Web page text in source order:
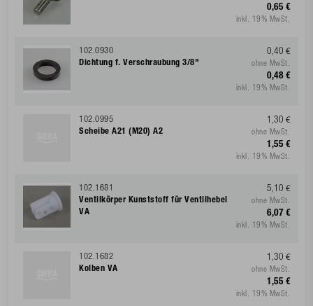
0,65 €
inkl. 19% MwSt.
102.0930
Dichtung f. Verschraubung 3/8"
0,40 €
ohne MwSt.
0,48 €
inkl. 19% MwSt.
102.0995
Scheibe A21 (M20) A2
1,30 €
ohne MwSt.
1,55 €
inkl. 19% MwSt.
102.1681
Ventilkörper Kunststoff für Ventilhebel
VA
5,10 €
ohne MwSt.
6,07 €
inkl. 19% MwSt.
102.1682
Kolben VA
1,30 €
ohne MwSt.
1,55 €
inkl. 19% MwSt.